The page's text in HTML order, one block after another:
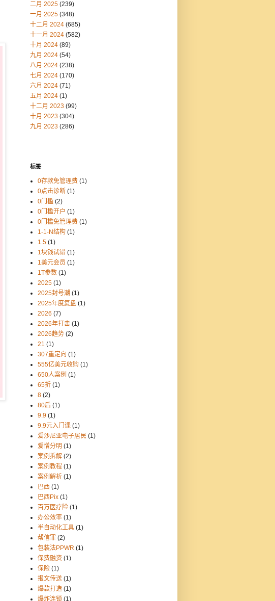
二月 2025 (239)
一月 2025 (348)
十二月 2024 (685)
十一月 2024 (582)
十月 2024 (89)
九月 2024 (54)
八月 2024 (238)
七月 2024 (170)
六月 2024 (71)
五月 2024 (1)
十二月 2023 (99)
十月 2023 (304)
九月 2023 (286)
标签
0存款免管理费 (1)
0点击诊断 (1)
0门槛 (2)
0门槛开户 (1)
0门槛免管理费 (1)
1-1-N结构 (1)
1.5 (1)
1块钱试错 (1)
1美元会员 (1)
1T参数 (1)
2025 (1)
2025封号潮 (1)
2025年度复盘 (1)
2026 (7)
2026年打击 (1)
2026趋势 (2)
21 (1)
307重定向 (1)
555亿美元收购 (1)
650人案例 (1)
65折 (1)
8 (2)
80后 (1)
9.9 (1)
9.9元入门课 (1)
爱沙尼亚电子居民 (1)
爱憎分明 (1)
案例拆解 (2)
案例教程 (1)
案例解析 (1)
巴西 (1)
巴西Pix (1)
百万医疗险 (1)
办公效率 (1)
半自动化工具 (1)
帮信罪 (2)
包装法PPWR (1)
保费融资 (1)
保险 (1)
报文传送 (1)
爆款打造 (1)
爆炸连锁 (1)